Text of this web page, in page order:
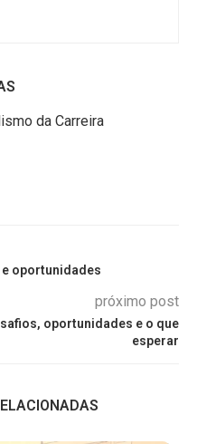
da Carreira
oportunidades
próximo post
oportunidades e o que
esperar